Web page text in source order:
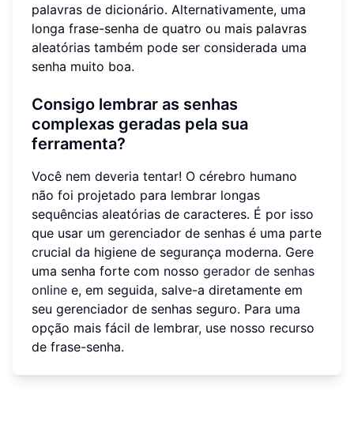
palavras de dicionário. Alternativamente, uma
longa frase-senha de quatro ou mais palavras
aleatórias também pode ser considerada uma
senha muito boa.
Consigo lembrar as senhas
complexas geradas pela sua
ferramenta?
Você nem deveria tentar! O cérebro humano
não foi projetado para lembrar longas
sequências aleatórias de caracteres. É por isso
que usar um gerenciador de senhas é uma parte
crucial da higiene de segurança moderna. Gere
uma senha forte com nosso gerador de senhas
online e, em seguida, salve-a diretamente em
seu gerenciador de senhas seguro. Para uma
opção mais fácil de lembrar, use nosso recurso
de frase-senha.